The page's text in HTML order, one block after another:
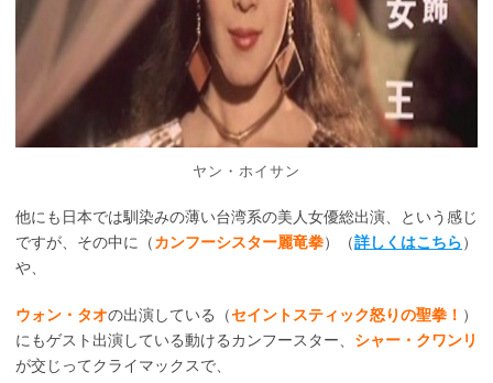
ヤン・ホイサン
他にも日本では馴染みの薄い台湾系の美人女優総出演、という感じ
ですが、その中に（カンフーシスター麗竜拳）（詳しくはこちら）
や、
ウォン・タオの出演している（セイントスティック怒りの聖拳！ ）
にもゲスト出演している動けるカンフースター、 シャー・クワンリ
が交じってクライマックスで、